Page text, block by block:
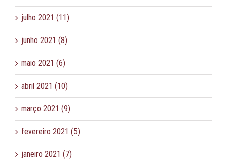
julho 2021 (11)
junho 2021 (8)
maio 2021 (6)
abril 2021 (10)
março 2021 (9)
fevereiro 2021 (5)
janeiro 2021 (7)